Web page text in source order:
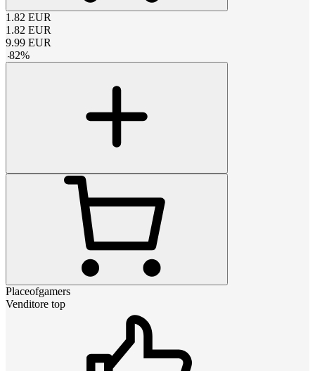
1.82 EUR
1.82 EUR
9.99 EUR
-82%
Placeofgamers
Venditore top